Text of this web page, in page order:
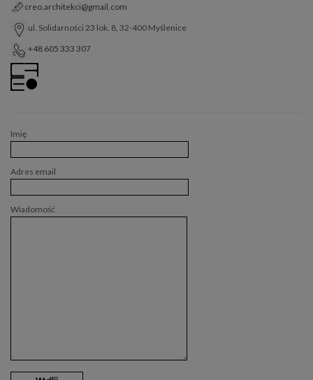
creo.architekci@gmail.com
ul. Solidarności 23 lok. 8, 32-400 Myślenice
+48 605 333 307
Imię
Adres email
Wiadomość